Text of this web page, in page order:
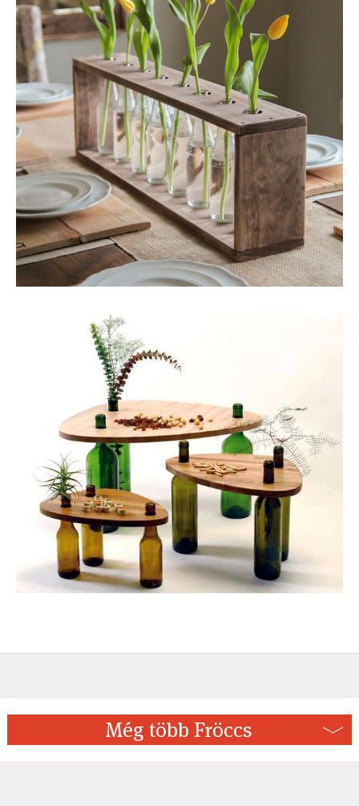
Még több Fröccs